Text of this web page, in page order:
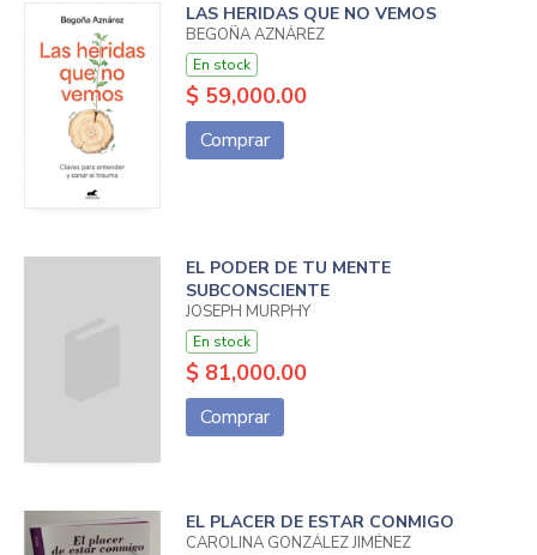
LAS HERIDAS QUE NO VEMOS
BEGOÑA AZNÁREZ
En stock
$ 59,000.00
Comprar
EL PODER DE TU MENTE
SUBCONSCIENTE
JOSEPH MURPHY
En stock
$ 81,000.00
Comprar
EL PLACER DE ESTAR CONMIGO
CAROLINA GONZÁLEZ JIMÉNEZ